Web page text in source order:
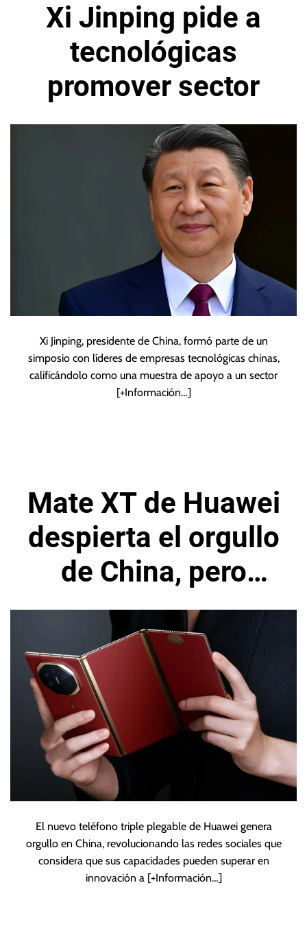
Xi Jinping pide a
tecnológicas
promover sector
Xi Jinping, presidente de China, formó parte de un
simposio con líderes de empresas tecnológicas chinas,
calificándolo como una muestra de apoyo a un sector
[+Información…]
Mate XT de Huawei
despierta el orgullo
de China, pero
precio genera
criticas
El nuevo teléfono triple plegable de Huawei genera
orgullo en China, revolucionando las redes sociales que
considera que sus capacidades pueden superar en
innovación a [+Información…]